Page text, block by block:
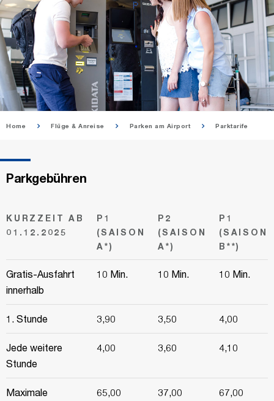
Home Flüge & Anreise Parken am Airport Parktarife
Parkgebühren
KURZZEIT AB
01.12.2025
P1
(SAISON
A*)
P2
(SAISON
A*)
P1
(SAISON
B**)
Gratis-Ausfahrt
innerhalb
10 Min. 10 Min. 10 Min.
1. Stunde 3,90 3,50 4,00
Jede weitere
Stunde
4,00 3,60 4,10
Maximale
65,00 37,00 67,00